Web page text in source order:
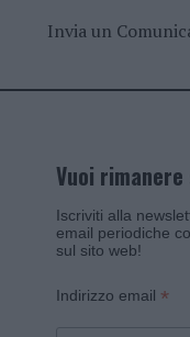
Invia un
Vuoi
Iscriviti alla
email periodiche
sul sito web!
Indirizzo email *